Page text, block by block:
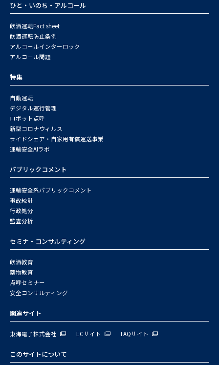
ひと・いのち・アルコール
飲酒運転Fact sheet
飲酒運転防止条例
アルコールインターロック
アルコール問題
特集
自動運転
デジタル運行管理
ロボット点呼
新型コロナウィルス
ライドシェア・自家用有償運送事業
運輸安全AIラボ
パブリックコメント
運輸安全系パブリックコメント
事故統計
行政処分
監査分析
セミナ・コンサルティング
飲酒教育
薬物教育
点呼セミナー
安全コンサルティング
関連サイト
東海電子株式会社 ECサイト FAQサイト
このサイトについて